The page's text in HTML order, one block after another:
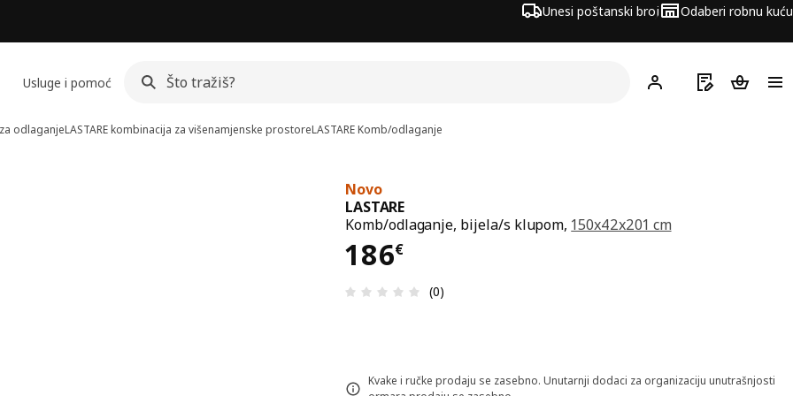
Unesi poštanski broj Odaberi robnu kuću
Usluge i pomoć Hej! Prijavi se
Popis zaKošarica
odlaganjeLASTARE kombinacija za višenamjenske prostoreLASTAREKomb/odlaganje
Novo
LASTARE
Komb/odlaganje, bijela/s klupom, 150x42x201 cm
186€
Cijena 186€
Ocjena i recenzija: 0 od 5 zvjezdica. Ukupno recenzija: 0
(0)
Kvake i ručke prodaju se zasebno. Unutarnji dodaci za organizaciju unutrašnjosti